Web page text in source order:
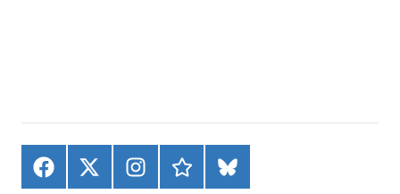
Facebook
X
(ehemals
Instagramthreadsbluesky